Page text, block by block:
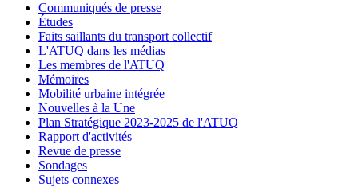
Communiqués de presse
Études
Faits saillants du transport collectif
L'ATUQ dans les médias
Les membres de l'ATUQ
Mémoires
Mobilité urbaine intégrée
Nouvelles à la Une
Plan Stratégique 2023-2025 de l'ATUQ
Rapport d'activités
Revue de presse
Sondages
Sujets connexes